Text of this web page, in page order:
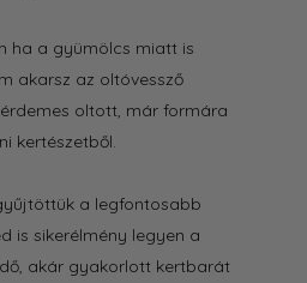
ha a gyümölcs miatt is
akarsz az oltóvessző
oltott, már formára
kertészetből.
a legfontosabb
is sikerélmény legyen a
akár gyakorlott kertbarát